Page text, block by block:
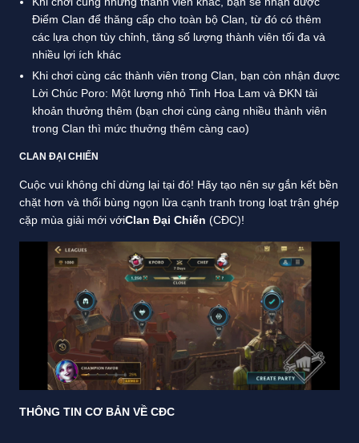
Điểm Clan để thăng cấp cho toàn bộ Clan, từ đó có thêm
các lựa chọn tùy chỉnh, tăng số lượng thành viên tối đa và
nhiều lợi ích khác
Khi chơi cùng các thành viên trong Clan, bạn còn nhận được
Lời Chúc Poro: Một lượng nhỏ Tinh Hoa Lam và ĐKN tài
khoản thưởng thêm (bạn chơi cùng càng nhiều thành viên
trong Clan thì mức thưởng thêm càng cao)
CLAN ĐẠI CHIẾN
Cuộc vui không chỉ dừng lại tại đó! Hãy tạo nên sự gắn kết bền
chặt hơn và thổi bùng ngọn lửa cạnh tranh trong loạt trận ghép
cặp mùa giải mới vớiClan Đại Chiến (CĐC)!
THÔNG TIN CƠ BẢN VỀ CĐC